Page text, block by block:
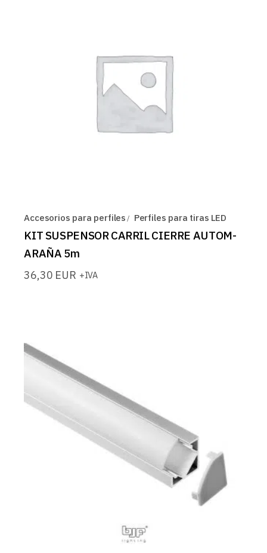
Accesorios para perfiles Perfiles para tiras LED
KIT SUSPENSOR CARRIL CIERRE AUTOM-
ARAÑA 5m
36,30 EUR +IVA